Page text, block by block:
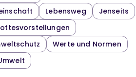
Lebensweg
Jenseits
Werte und Normen